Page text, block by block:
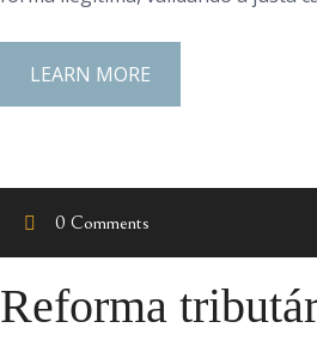
LEARN MORE
0 Comments
Reforma